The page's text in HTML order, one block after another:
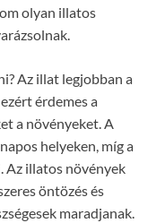
olyan illatos
Az illat legjobban a
érdemes a
a növényeket. A
helyeken, míg a
Az illatos növények
öntözés és
maradjanak.